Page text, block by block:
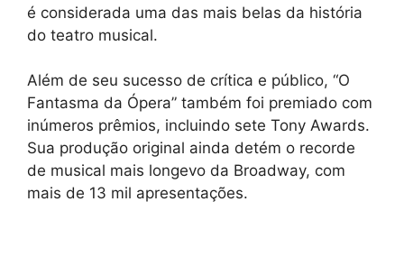
é considerada uma das mais belas da história
do teatro musical.
Além de seu sucesso de crítica e público, “O
Fantasma da Ópera” também foi premiado com
inúmeros prêmios, incluindo sete Tony Awards.
Sua produção original ainda detém o recorde
de musical mais longevo da Broadway, com
mais de 13 mil apresentações.